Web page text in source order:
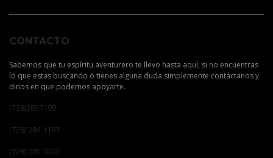
CONTACTO
Sabemos que tu espíritu aventurero te llevo hasta aquí; si no encuentras
lo que estas buscando o tienes alguna duda simplemente contáctanos y
dinos en que podemos apoyarte.
(728)2857199
(728) 284 1183
(728) 285 7063